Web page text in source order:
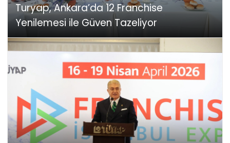
Turyap, Ankara’da 12 Franchise
Yenilemesi ile Güven Tazeliyor